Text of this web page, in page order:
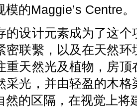
的Maggie’s Centre。
的设计元素成为了这
密联繫，以及在天然
重天然光及植物，房
采光，并由轻盈的木
然的区隔，在视觉上